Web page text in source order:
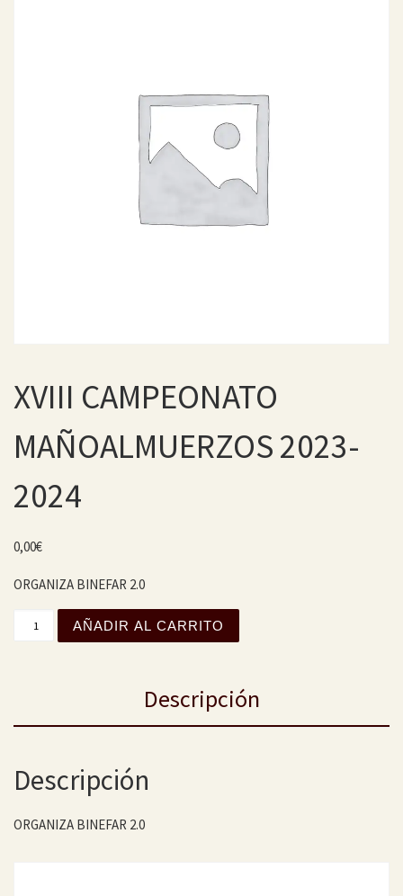
XVIII CAMPEONATO
MAÑOALMUERZOS 2023-
2024
0,00€
ORGANIZA BINEFAR 2.0
XVIII CAMPEONATO MAÑOALMUERZOS 2023-2024
AÑADIR AL CARRITO
Descripción
Descripción
ORGANIZA BINEFAR 2.0